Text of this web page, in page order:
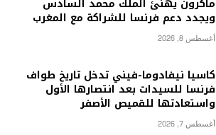
ويجدد دعم فرنسا للشراكة مع المغرب
أغسطس 8, 2026
كاسيا نيفادوما-فيني تدخل تاريخ طواف
فرنسا للسيدات بعد انتصارها الأول
واستعادتها للقميص الأصفر
أغسطس 7, 2026